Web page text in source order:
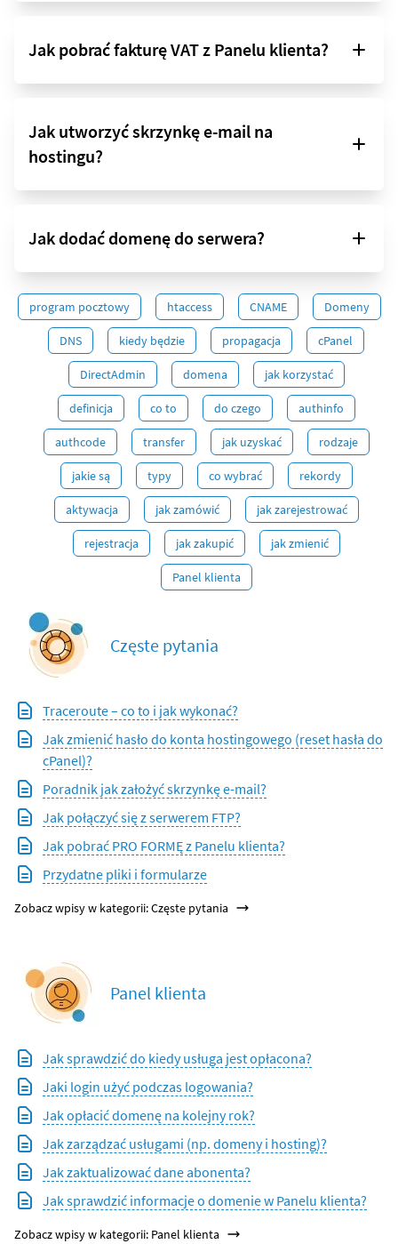
Jak pobrać fakturę VAT z Panelu klienta?
Jak utworzyć skrzynkę e-mail na
hostingu?
Jak dodać domenę do serwera?
program pocztowy htaccess CNAME Domeny
DNS kiedy będzie propagacja cPanel
DirectAdmin domena jak korzystać
definicja co to do czego authinfo
authcode transfer jak uzyskać rodzaje
jakie są typy co wybrać rekordy
aktywacja jak zamówić jak zarejestrować
rejestracja jak zakupić jak zmienić
Panel klienta
Częste pytania
Traceroute – co to i jak wykonać?
Jak zmienić hasło do konta hostingowego (reset hasła do
cPanel)?
Poradnik jak założyć skrzynkę e-mail?
Jak połączyć się z serwerem FTP?
Jak pobrać PRO FORMĘ z Panelu klienta?
Przydatne pliki i formularze
Zobacz wpisy w kategorii: Częste pytania
Panel klienta
Jak sprawdzić do kiedy usługa jest opłacona?
Jaki login użyć podczas logowania?
Jak opłacić domenę na kolejny rok?
Jak zarządzać usługami (np. domeny i hosting)?
Jak zaktualizować dane abonenta?
Jak sprawdzić informacje o domenie w Panelu klienta?
Zobacz wpisy w kategorii: Panel klienta